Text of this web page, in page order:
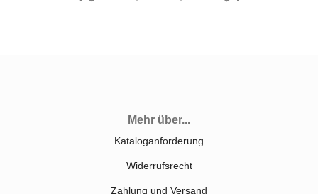
Mehr über...
Kataloganforderung
Widerrufsrecht
Zahlung und Versand